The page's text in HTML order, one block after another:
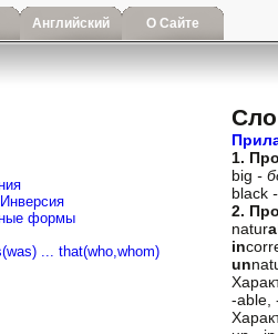
Английский О Сайте
формы
... that(who,whom)
1.
big -
black
2.
natur
in
un
-able,